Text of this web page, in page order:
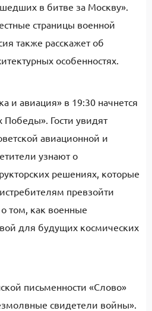
в битве за Москву».
страницы военной
также расскажет об
особенностях.
и авиация» в 19:30 начнется
Победы». Гости увидят
авиационной и
узнают о
решениях, которые
превзойти
о том, как военные
для будущих космических
письменности «Слово»
свидетели войны».